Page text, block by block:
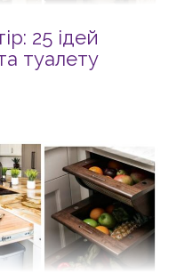
25 ідей
туалету